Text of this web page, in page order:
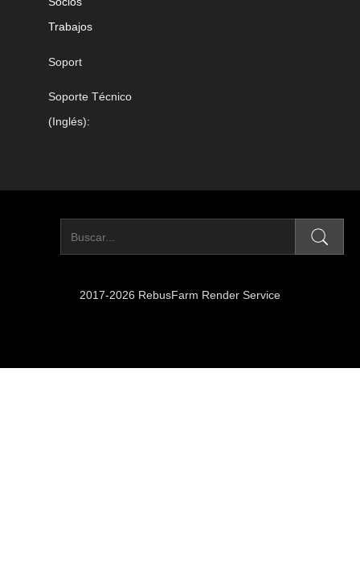
Trabajos
Soport
Soporte Técnico
(Inglés):
2017-2026 RebusFarm Render Service